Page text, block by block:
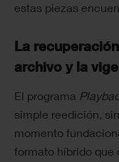
estas piezas
La
archivo y la
El programa
simple reedición,
momento
formato híbrido que